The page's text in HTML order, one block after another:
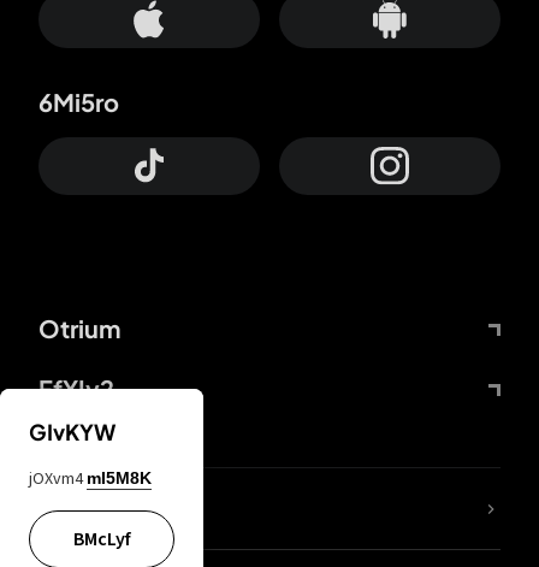
Otrium
FfYIy2
6Mi5ro
Lj7sBL
GIvKYW
jOXvm4 mI5M8K
BMcLyf